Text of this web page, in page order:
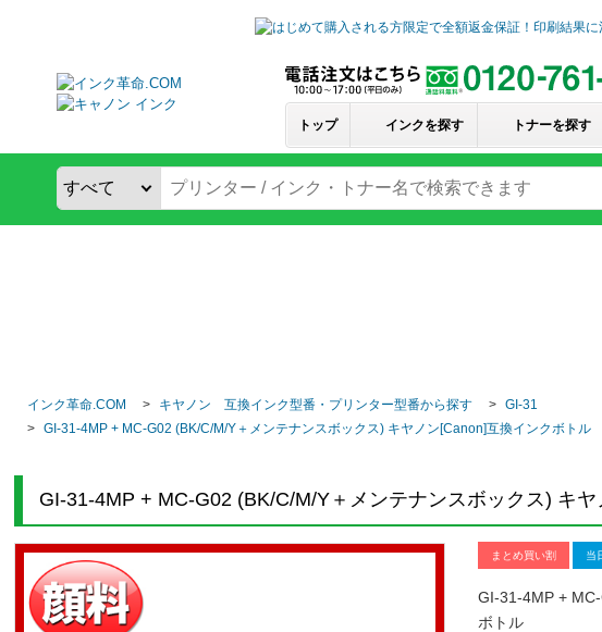
トップ インクを探す トナーを探す
インク革命.COM キヤノン 互換インク型番・プリンター型番から探す
GI-31
GI-31-4MP + MC-G02 (BK/C/M/Y＋メンテナンスボックス) キヤノン[Canon]互換インクボトル
GI-31-4MP + MC-G02 (BK/C/M/Y＋メンテナンスボックス) キ
まとめ買い割 当
GI-31-4MP +
ボトル